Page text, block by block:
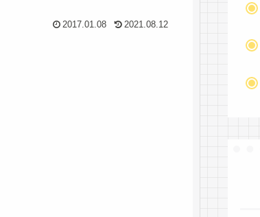
2017.01.08 2021.08.12